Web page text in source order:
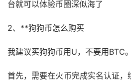
台就可以体验币圈深似海了
2、**狗狗币怎么购买
我建议买狗狗币用U，不要用BTC。
首先，需要在火币完成实名认证